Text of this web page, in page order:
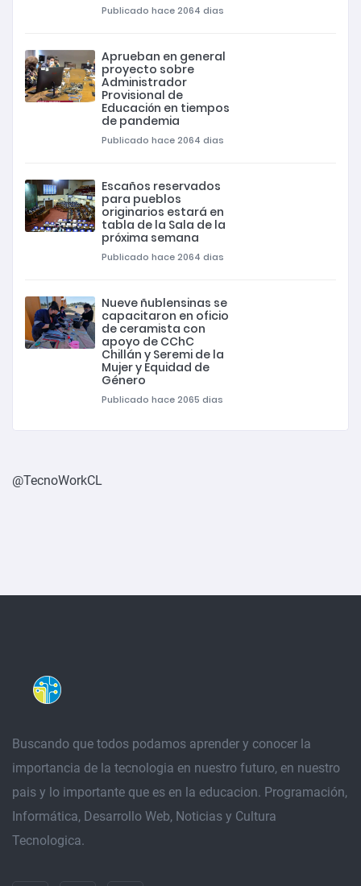
Publicado hace 2064 dias
Aprueban en general
proyecto sobre
Administrador
Provisional de
Educación en tiempos
de pandemia
Publicado hace 2064 dias
Escaños reservados
para pueblos
originarios estará en
tabla de la Sala de la
próxima semana
Publicado hace 2064 dias
Nueve ñublensinas se
capacitaron en oficio
de ceramista con
apoyo de CChC
Chillán y Seremi de la
Mujer y Equidad de
Género
Publicado hace 2065 dias
@TecnoWorkCL
Buscando que todos podamos aprender y conocer la
importancia de la tecnologia en nuestro futuro, en nuestro
pais y lo importante que es en la educacion. Programación,
Informática, Desarrollo Web, Noticias y Cultura
Tecnologica.